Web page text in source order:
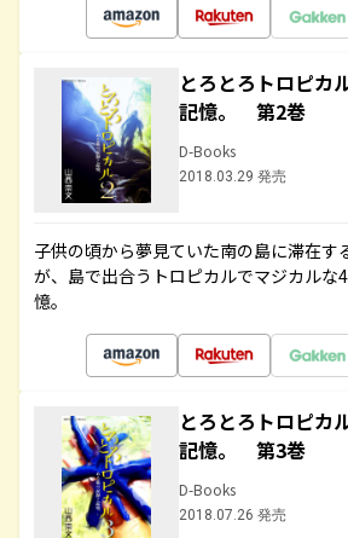
とろとろトロピ
記憶。 第2巻
D-Books
2018.03.29 発売
子供の頃から夢見ていた南の島に滞在す
が、島で出合うトロピカルでマジカルな
憶。
とろとろトロピ
記憶。 第3巻
D-Books
2018.07.26 発売